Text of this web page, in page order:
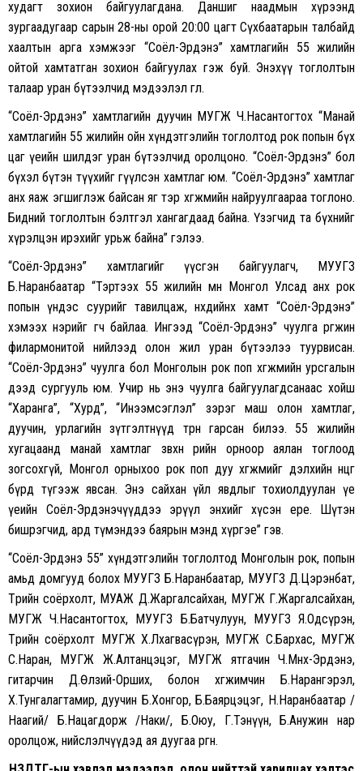
худагт зохион байгуулагдана. Даншиг наадмын хүрээнд
зургаадугаар сарын 28-ны орой 20:00 цагт Сүхбаатарын талбайд
хаалтын арга хэмжээг “Соёл-Эрдэнэ” хамтлагийн 55 жилийн
ойтой хамтатган зохион байгуулах гэж буй. Энэхүү тоглолтын
талаар уран бүтээлчид мэдээлэл өглөө.
“Соёл-Эрдэнэ” хамтлагийн дуучин МУГЖ Ч.Насантогтох “Манай
хамтлагийн 55 жилийн ойн хүндэтгэлийн тоглолтод рок попын бүх
цаг үеийн шилдэг уран бүтээлчид оролцоно. “Соёл-Эрдэнэ” бол
бүхэл бүтэн түүхийг өгүүлсэн хамтлаг юм. “Соёл-Эрдэнэ” хамтлаг
анх яаж эгшиглэж байсан яг тэр хөгжмийн найруулгаараа тоглоно.
Бидний тоглолтын бэлтгэл хангагдаад байна. Үзэгчид та бүхнийг
хүрэлцэн ирэхийг урьж байна” гэлээ.
“Соёл-Эрдэнэ” хамтлагийг үүсгэн байгуулагч, MУУГЗ
Б.Наранбаатар “Тэртээх 55 жилийн өмнө Монгол Улсад анх рок
попын үндэс суурийг тавилцаж, нөхдийнхөө хамт “Соёл-Эрдэнэ”
хэмээх нэрийг өгч байлаа. Ингээд “Соёл-Эрдэнэ” чуулга өргөжин
филармонитой нийлээд олон жил уран бүтээлээ туурвисан.
“Соёл-Эрдэнэ” чуулга бол Монголын рок поп хөгжмийн урсгалын
дээд сургууль юм. Учир нь энэ чуулга байгуулагдсанаас хойш
“Харанга”, “Хурд”, “Инээмсэглэл” зэрэг маш олон хамтлаг,
дуучин, урлагийн зүтгэлтнүүд төрөн гарсан билээ. 55 жилийн
хугацаанд манай хамтлаг зөвхөн өөрийн орноор аялан тоглоод
зогсохгүй, Монгол орныхоо рок поп дуу хөгжмийг дэлхийн өнцөг
бүрд түгээж явсан. Энэ сайхан үйл явдлыг тохиолдуулан үе
үеийн Соёл-Эрдэнэчүүддээ эрүүл энхийг хүсэн ерөөе. Шүтэн
бишрэгчид, ард түмэндээ баярын мэнд хүргэе” гэв.
“Соёл-Эрдэнэ 55” хүндэтгэлийн тоглолтод Монголын рок, попын
амьд домгууд болох МУУГЗ Б.Наранбаатар, МУУГЗ Д.Цэрэнбат,
Төрийн соёрхолт, МУАЖ Д.Жаргалсайхан, МУГЖ Г.Жаргалсайхан,
МУГЖ Ч.Насантогтох, МУУГЗ Б.Батчулуун, МУУГЗ Я.Одсүрэн,
Төрийн соёрхолт МУГЖ Х.Лхагвасүрэн, МУГЖ С.Бархас, МУГЖ
С.Наран, МУГЖ Ж.Алтанцэцэг, МУГЖ ятгачин Ч.Мөнх-Эрдэнэ,
гитарчин Д.Өлзий-Орших, болон хөгжимчин Б.Нарангэрэл,
Х.Тунгалагтамир, дуучин Б.Хонгор, Б.Баярцэцэг, Н.Наранбаатар /
Наагий/ Б.Нацагдорж /Наки/, Б.Оюу, Г.Тэнүүн, Б.Анужин нар
оролцож, нийслэлчүүдэд ая дуугаа өргөнө.